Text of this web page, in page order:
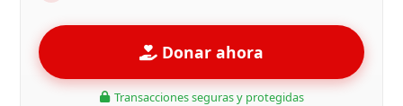
Donar ahora
Transacciones seguras y protegidas